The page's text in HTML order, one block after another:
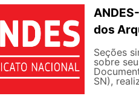
dos
Seções
sobre
SN),